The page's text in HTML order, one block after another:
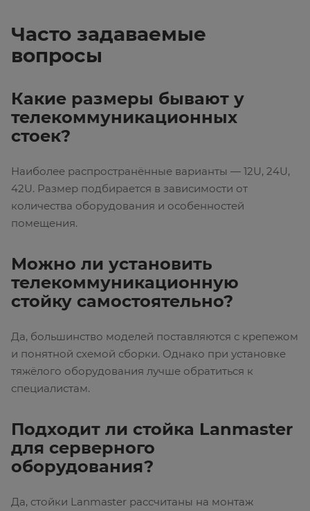
Часто задаваемые
вопросы
Какие размеры бывают у
телекоммуникационных
стоек?
Наиболее распространённые варианты — 12U, 24U,
42U. Размер подбирается в зависимости от
количества оборудования и особенностей
помещения.
Можно ли установить
телекоммуникационную
стойку самостоятельно?
Да, большинство моделей поставляются с крепежом
и понятной схемой сборки. Однако при установке
тяжёлого оборудования лучше обратиться к
специалистам.
Подходит ли стойка Lanmaster
для серверного
оборудования?
Да, стойки Lanmaster рассчитаны на монтаж